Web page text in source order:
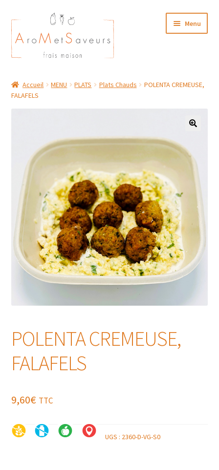
Aller
à
la
navigation
Aller
au
contenu
Menu
Plat du Jour/ Menu Week end
MON COMPTE
Accueil MENU PLATS Plats Chauds
POLENTA CREMEUSE,
FALAFELS
POLENTA CREMEUSE,
FALAFELS
9,60€ TTC
UGS : 2360-D-VG-S0